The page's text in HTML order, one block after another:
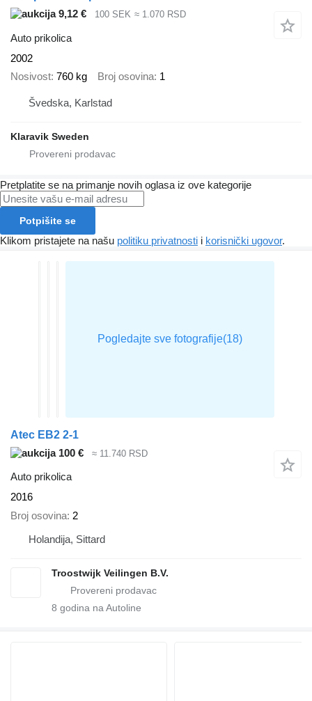
9,12 €
100 SEK ≈ 1.070 RSD
Auto prikolica
2002
Nosivost 760 kg Broj osovina 1
Švedska, Karlstad
Klaravik Sweden
Pretplatite se na primanje novih oglasa iz ove kategorije
Potpišite se
Klikom pristajete na našu politiku privatnosti i korisnički ugovor.
Atec EB2 2-1
100 €
≈ 11.740 RSD
Auto prikolica
2016
Broj osovina 2
Holandija, Sittard
Troostwijk Veilingen B.V.
8 godina na Autoline